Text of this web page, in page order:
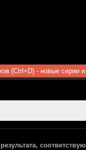
(Ctrl+D) - новые серии